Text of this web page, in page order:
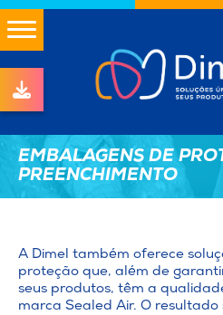
EMBALAGENS DE
PREENCHIMENTO
A Dimel também oferece
proteção que, além de
seus produtos, têm a
marca Sealed Air. O resultado